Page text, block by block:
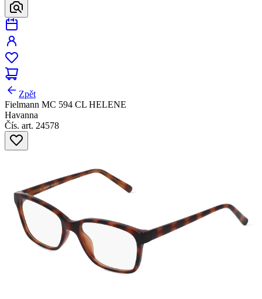
Zpět
Fielmann MC 594 CL HELENE
Havanna
Čís. art. 24578